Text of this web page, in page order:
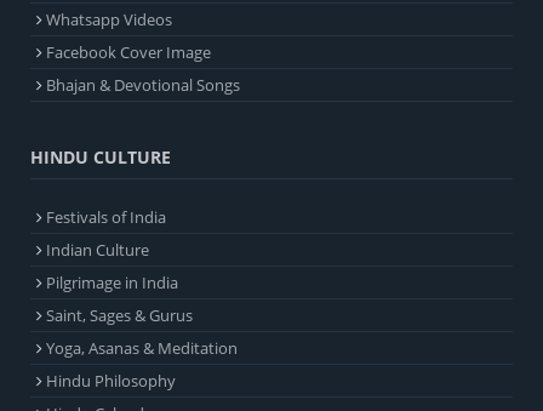
Whatsapp Videos
Facebook Cover Image
Bhajan & Devotional Songs
HINDU CULTURE
Festivals of India
Indian Culture
Pilgrimage in India
Saint, Sages & Gurus
Yoga, Asanas & Meditation
Hindu Philosophy